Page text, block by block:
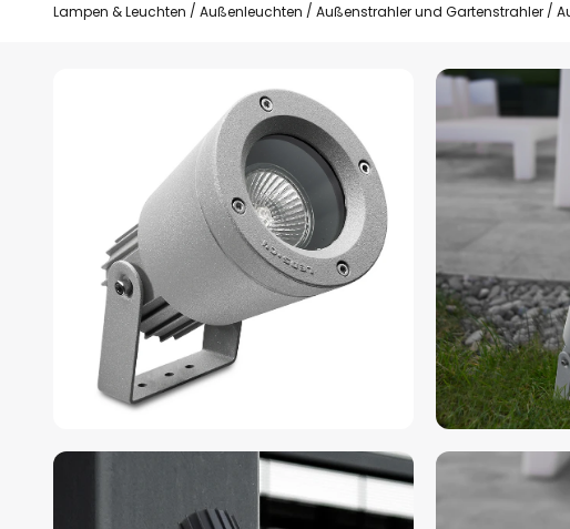
Lampen & Leuchten Außenleuchten Außenstrahler und Gartenstrahler